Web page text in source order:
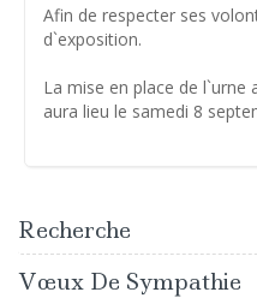
Afin de respecter ses
d`exposition.
La mise en place de l`urne
aura lieu le samedi 8
Recherche
Vœux De Sympathie